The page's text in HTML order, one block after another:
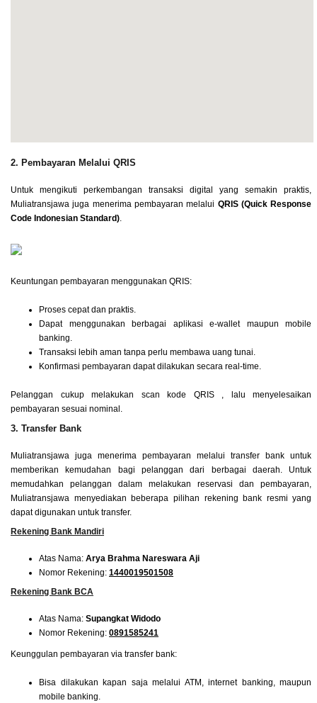
2. Pembayaran Melalui QRIS
Untuk mengikuti perkembangan transaksi digital yang semakin praktis,
Muliatransjawa juga menerima pembayaran melalui QRIS (Quick Response
Code Indonesian Standard)
Keuntungan pembayaran menggunakan QRIS:
Proses cepat dan praktis.
Dapat menggunakan berbagai aplikasi e-wallet maupun mobile
banking.
Transaksi lebih aman tanpa perlu membawa uang tunai.
Konfirmasi pembayaran dapat dilakukan secara real-time.
Pelanggan cukup melakukan scan kode QRIS , lalu menyelesaikan
pembayaran sesuai nominal.
3. Transfer Bank
Muliatransjawa juga menerima pembayaran melalui transfer bank untuk
memberikan kemudahan bagi pelanggan dari berbagai daerah. Untuk
memudahkan pelanggan dalam melakukan reservasi dan pembayaran,
Muliatransjawa menyediakan beberapa pilihan rekening bank resmi yang
dapat digunakan untuk transfer.
Rekening Bank Mandiri
Atas Nama: Arya Brahma Nareswara Aji
Nomor Rekening: 1440019501508
Rekening Bank BCA
Atas Nama: Supangkat Widodo
Nomor Rekening: 0891585241
Keunggulan pembayaran via transfer bank:
Bisa dilakukan kapan saja melalui ATM, internet banking, maupun
mobile banking.